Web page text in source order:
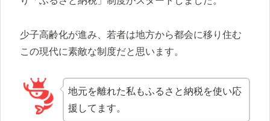
少子高齢化が進み、若者は地方から都会に移り住む
この現代に素敵な制度だと思います。
地元を離れた私もふるさと納税を使い応
援してます。